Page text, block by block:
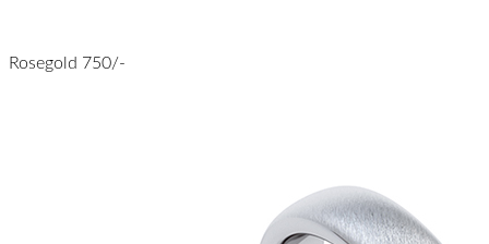
Rosegold 750/-